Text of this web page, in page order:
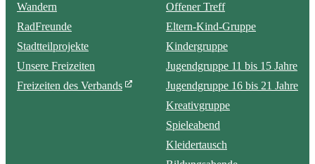
Wandern
RadFreunde
Stadtteilprojekte
Unsere Freizeiten
Freizeiten des Verbands
Offener Treff
Eltern-Kind-Gruppe
Kindergruppe
Jugendgruppe 11 bis 15 Jahre
Jugendgruppe 16 bis 21 Jahre
Kreativgruppe
Spieleabend
Kleidertausch